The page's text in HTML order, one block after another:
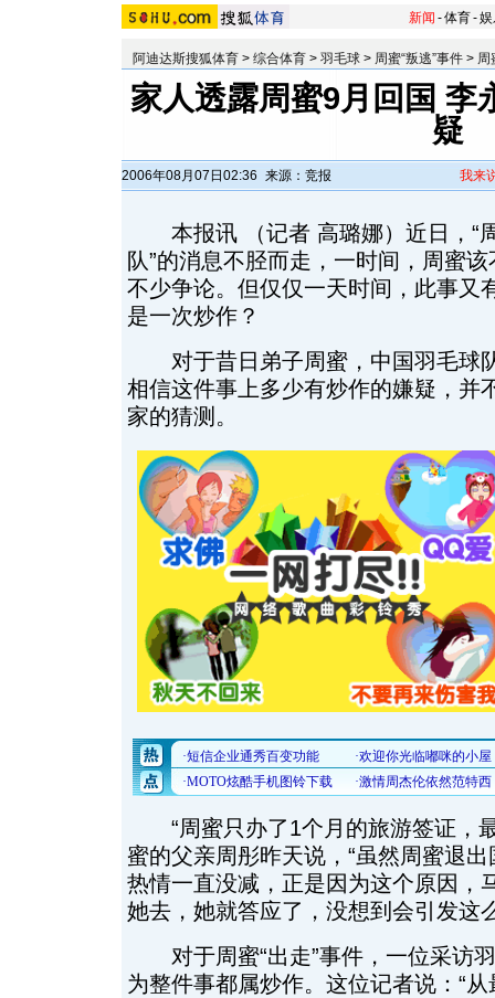
新闻 -体育-
阿迪达斯搜狐体育 > 综合体育 > 羽毛球 > 周蜜“叛逃”事件 > 周
家人透露周蜜9月回国 李
疑
2006年08月07日02:36 来源：竞报 我来
本报讯 （记者 高璐娜）近日，“
队”的消息不胫而走，一时间，周蜜
不少争论。但仅仅一天时间，此事又
是一次炒作？
对于昔日弟子周蜜，中国羽毛球
相信这件事上多少有炒作的嫌疑，并
家的猜测。
“周蜜只办了1个月的旅游签证，
蜜的父亲周彤昨天说，“虽然周蜜退
热情一直没减，正是因为这个原因，
她去，她就答应了，没想到会引发这
对于周蜜“出走”事件，一位采访
为整件事都属炒作。这位记者说：“